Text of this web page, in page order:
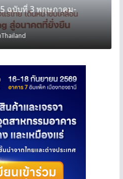
ฉบับที่ 3 พฤษภาคม-